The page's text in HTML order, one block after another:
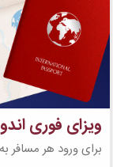
ویزای فوری
برای ورود هر مسافر